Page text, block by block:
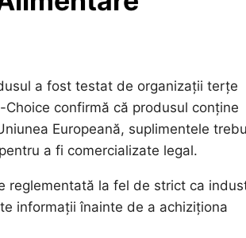
a fost testat de organizații terțe
confirmă că produsul conține
Europeană, suplimentele
a fi comercializate legal.
reglementată la fel de strict ca
informații înainte de a achiziționa